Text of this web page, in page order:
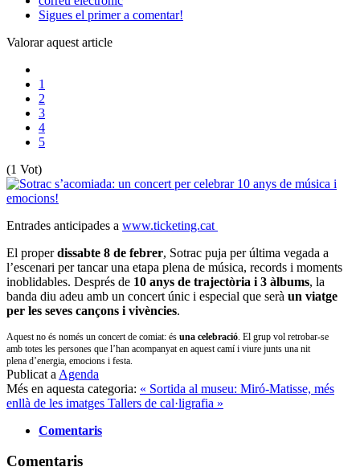
Sigues el primer a comentar!
Valorar aquest article
1
2
3
4
5
(1 Vot)
Entrades anticipades a www.ticketing.cat
El properdissabte 8 de febrer, Sotrac puja per última vegada a
l’escenari per tancar una etapa plena de música, records i moments
inoblidables. Després de 10 anys de trajectòria i 3 àlbums, la
banda diu adeu amb un concert únic i especial que serà un viatge
per les seves cançons i vivències.
Aquest no és només un concert de comiat: és una celebració . El grup vol retrobar-se
amb totes les persones que l’han acompanyat en aquest camí i viure junts una nit
plena d’energia, emocions i festa.
Publicat a Agenda
Més en aquesta categoria: « Sortida al museu: Miró-Matisse, més
enllà de les imatges Tallers de cal·ligrafia »
Comentaris
Comentaris